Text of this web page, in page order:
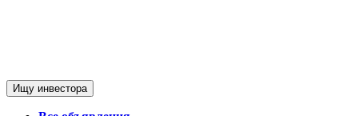
Ищу инвестора